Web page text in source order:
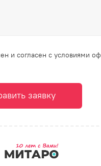
и согласен с условиями
заявку